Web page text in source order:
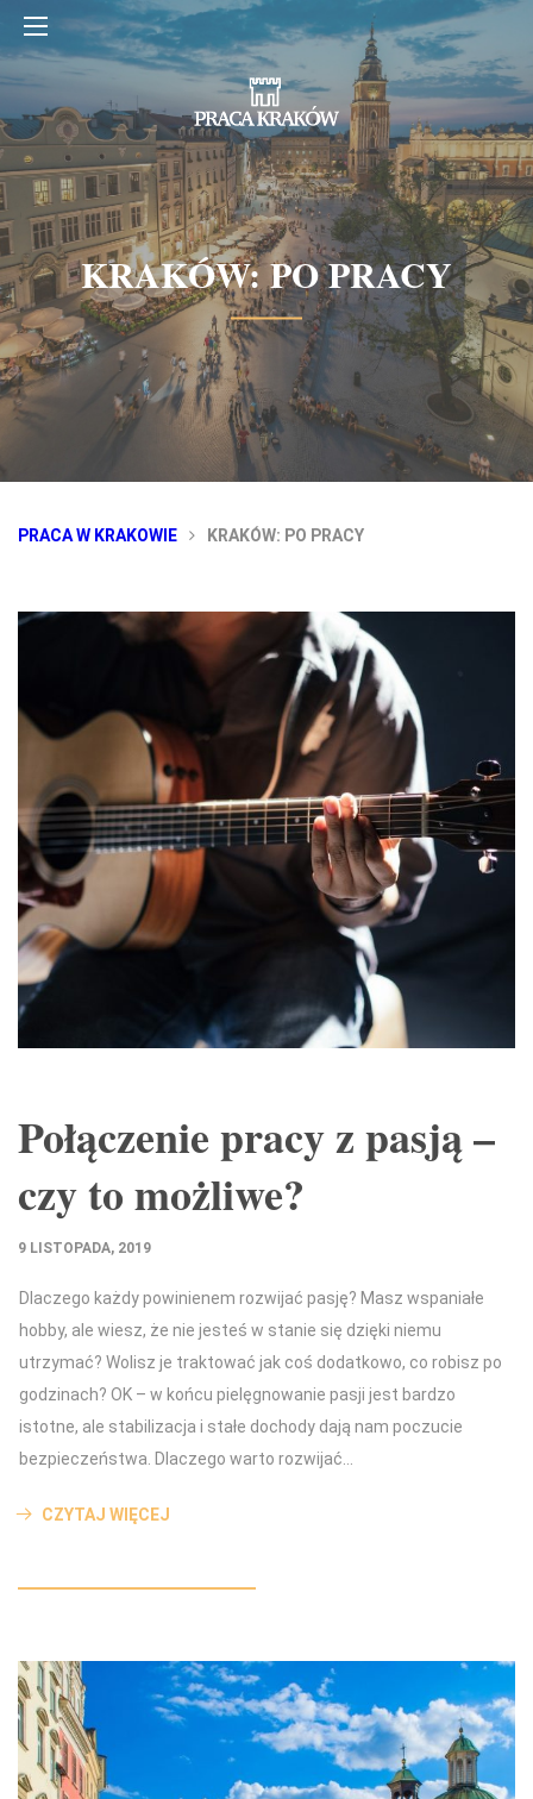
KRAKÓW: PO PRACY
PRACA W KRAKOWIE KRAKÓW: PO PRACY
Połączenie pracy z pasją –
czy to możliwe?
9 LISTOPADA, 2019
Dlaczego każdy powinienem rozwijać pasję? Masz wspaniałe
hobby, ale wiesz, że nie jesteś w stanie się dzięki niemu
utrzymać? Wolisz je traktować jak coś dodatkowo, co robisz po
godzinach? OK – w końcu pielęgnowanie pasji jest bardzo
istotne, ale stabilizacja i stałe dochody dają nam poczucie
bezpieczeństwa. Dlaczego warto rozwijać…
CZYTAJ WIĘCEJ